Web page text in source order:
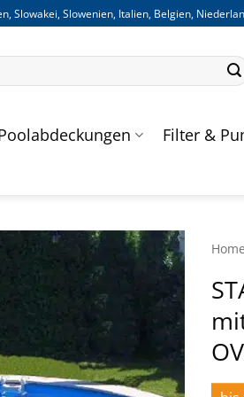
Slowakei, Slowenien, Italien, Belgien,
Filter &
Home